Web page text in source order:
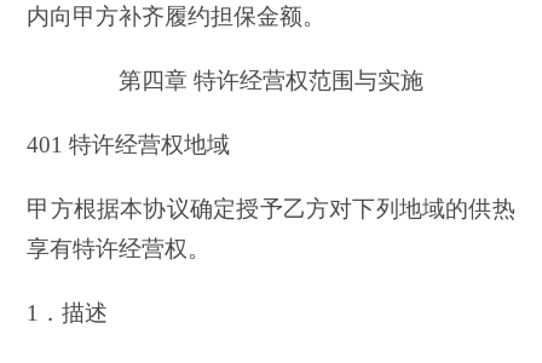
内向甲方补齐履约担保金额。
第四章 特许经营权范围与实施
401 特许经营权地域
甲方根据本协议确定授予乙方对下列地域的供热
享有特许经营权。
1．描述